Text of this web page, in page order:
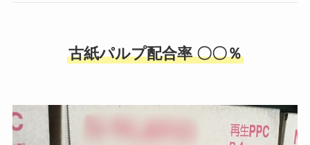
古紙パルプ配合率 〇〇％